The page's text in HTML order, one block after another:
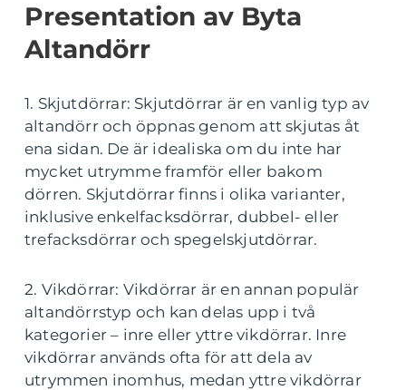
Presentation av Byta
Altandörr
1. Skjutdörrar: Skjutdörrar är en vanlig typ av
altandörr och öppnas genom att skjutas åt
ena sidan. De är idealiska om du inte har
mycket utrymme framför eller bakom
dörren. Skjutdörrar finns i olika varianter,
inklusive enkelfacksdörrar, dubbel- eller
trefacksdörrar och spegelskjutdörrar.
2. Vikdörrar: Vikdörrar är en annan populär
altandörrstyp och kan delas upp i två
kategorier – inre eller yttre vikdörrar. Inre
vikdörrar används ofta för att dela av
utrymmen inomhus, medan yttre vikdörrar